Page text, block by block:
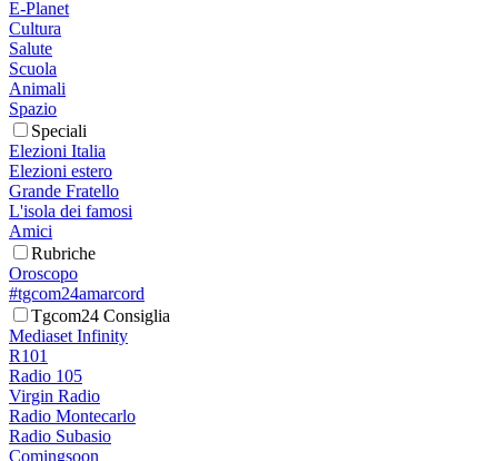
E-Planet
Cultura
Salute
Scuola
Animali
Spazio
Speciali
Elezioni Italia
Elezioni estero
Grande Fratello
L'isola dei famosi
Amici
Rubriche
Oroscopo
#tgcom24amarcord
Tgcom24 Consiglia
Mediaset Infinity
R101
Radio 105
Virgin Radio
Radio Montecarlo
Radio Subasio
Comingsoon